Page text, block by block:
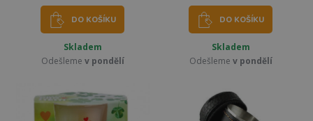
DO KOŠÍKU
Skladem
Odešleme v pondělí
DO KOŠÍKU
Skladem
Odešleme v pondělí